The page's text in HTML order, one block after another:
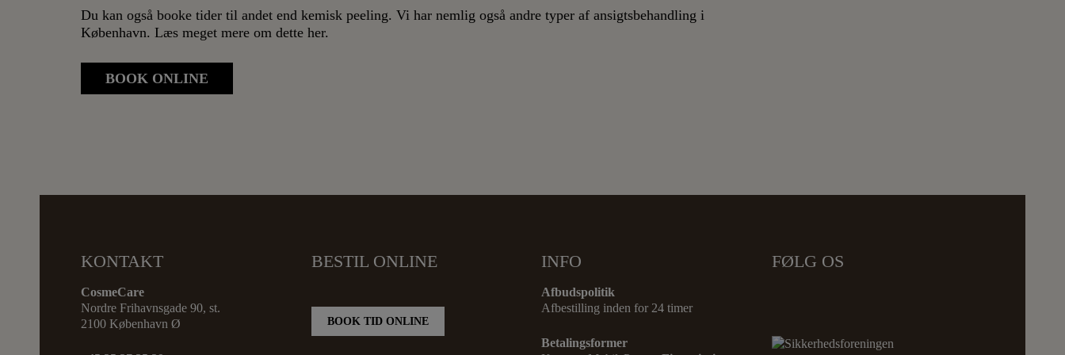
Du kan også booke tider til andet end kemisk peeling. Vi har nemlig også andre typer af ansigtsbehandling i
København. Læs meget mere om dette her.
BOOK ONLINE
KONTAKT
CosmeCare
Nordre Frihavnsgade 90, st.
2100 København Ø
BESTIL ONLINE
BOOK TID ONLINE
INFO
Afbudspolitik
Afbestilling inden for 24 timer
Betalingsformer
FØLG OS